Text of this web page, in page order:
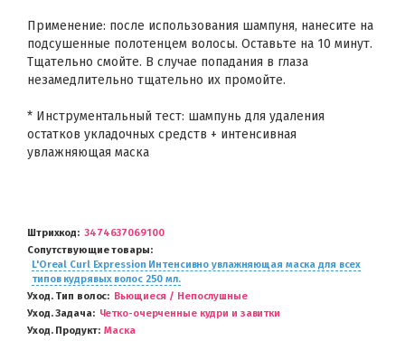
Применение: после использования шампуня, нанесите на
подсушенные полотенцем волосы. Оставьте на 10 минут.
Тщательно смойте. В случае попадания в глаза
незамедлительно тщательно их промойте.
* Инструментальный тест: шампунь для удаления
остатков укладочных средств + интенсивная
увлажняющая маска
Штрихкод
3474637069100
Сопутствующие товары
L'Oreal Curl Expression Интенсивно увлажняющая маска для всех
типов кудрявых волос 250 мл.
Уход. Тип волос
Вьющиеся / Непослушные
Уход. Задача
Четко-очерченные кудри и завитки
Уход. Продукт
Маска